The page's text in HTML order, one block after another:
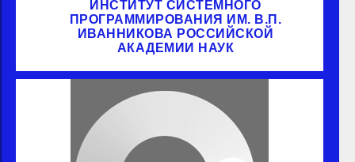
ИНСТИТУТ СИСТЕМНОГО
ПРОГРАММИРОВАНИЯ ИМ. В.П.
ИВАННИКОВА РОССИЙСКОЙ
АКАДЕМИИ НАУК